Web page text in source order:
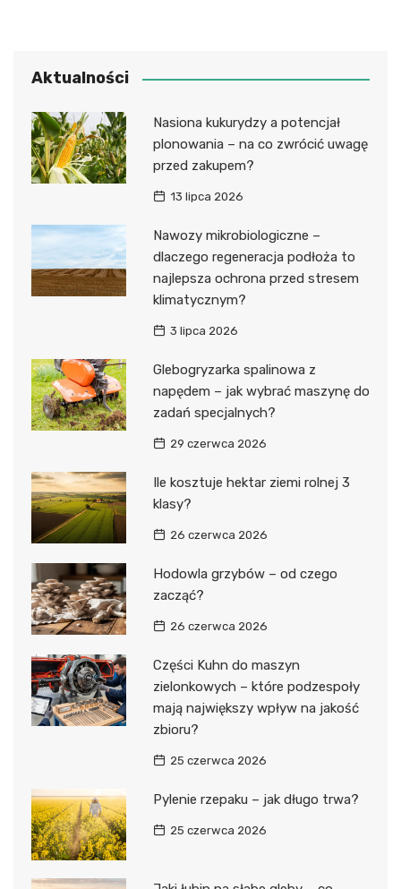
Aktualności
Nasiona kukurydzy a potencjał
plonowania – na co zwrócić uwagę
przed zakupem?
13 lipca 2026
Nawozy mikrobiologiczne –
dlaczego regeneracja podłoża to
najlepsza ochrona przed stresem
klimatycznym?
3 lipca 2026
Glebogryzarka spalinowa z
napędem – jak wybrać maszynę do
zadań specjalnych?
29 czerwca 2026
Ile kosztuje hektar ziemi rolnej 3
klasy?
26 czerwca 2026
Hodowla grzybów – od czego
zacząć?
26 czerwca 2026
Części Kuhn do maszyn
zielonkowych – które podzespoły
mają największy wpływ na jakość
zbioru?
25 czerwca 2026
Pylenie rzepaku – jak długo trwa?
25 czerwca 2026